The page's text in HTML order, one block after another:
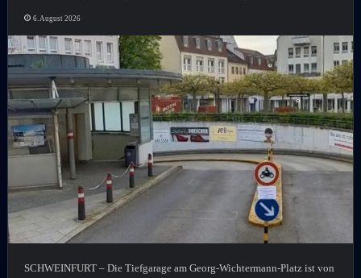
6. August 2026
SCHWEINFURT – Die Tiefgarage am Georg-Wichtermann-Platz ist von